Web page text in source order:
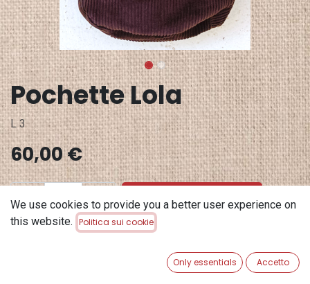
Pochette Lola
L 3
60,00€
ADD TO CART
Aggiungi alla lista dei desideri
We use cookies to provide you a better user experience on
this website. Politica sui cookie
Only essentials Accetto